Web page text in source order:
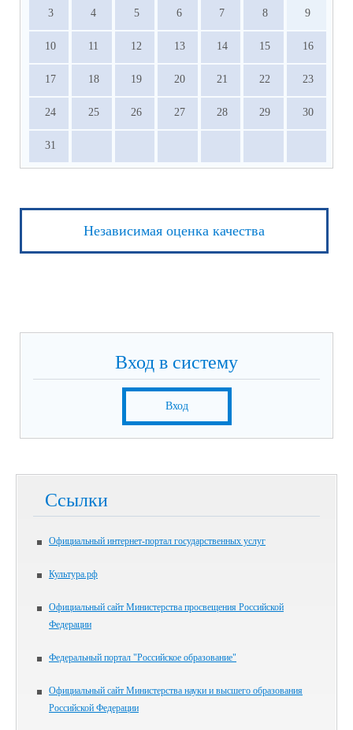
3 4 5 6 7 8 9
10 11 12 13 14 15 16
17 18 19 20 21 22 23
24 25 26 27 28 29 30
31
Независимая оценка качества
Вход в систему
Вход
Ссылки
Официальный интернет-портал государственных услуг
Культура.рф
Официальный сайт Министерства просвещения Российской
Федерации
Федеральный портал "Российское образование"
Официальный сайт Министерства науки и высшего образования
Российской Федерации